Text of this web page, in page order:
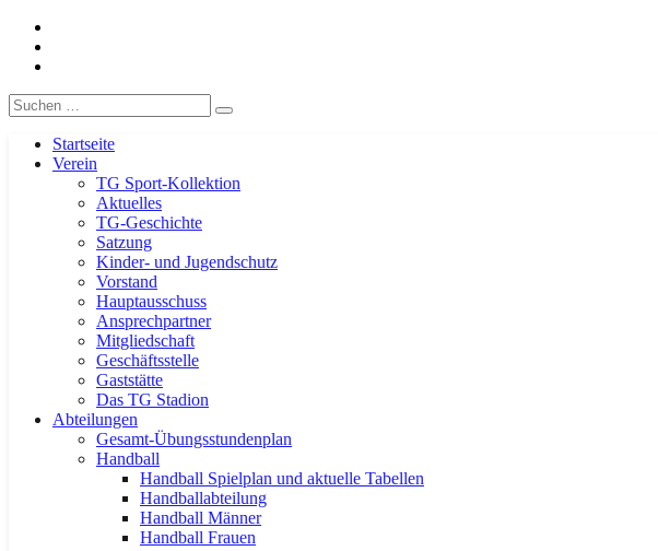
TG-Geislingen e. V.
DIE Sportadresse in Geislingen!
Suche
nach:
Startseite
Verein
TG Sport-Kollektion
Aktuelles
TG-Geschichte
Satzung
Kinder- und Jugendschutz
Vorstand
Hauptausschuss
Ansprechpartner
Mitgliedschaft
Geschäftsstelle
Gaststätte
Das TG Stadion
Abteilungen
Gesamt-Übungsstundenplan
Handball
Handball Spielplan und aktuelle Tabellen
Handballabteilung
Handball Männer
Handball Frauen